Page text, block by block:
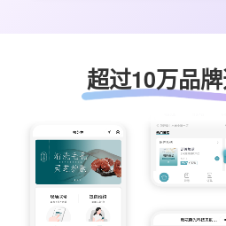
超过10万品